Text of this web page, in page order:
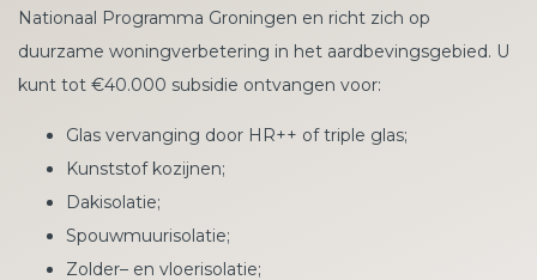
Nationaal Programma Groningen en richt zich op
duurzame woningverbetering in het aardbevingsgebied. U
kunt tot €40.000 subsidie ontvangen voor:
Glas vervanging door HR++ of triple glas;
Kunststof kozijnen;
Dakisolatie;
Spouwmuurisolatie;
Zolder– en vloerisolatie;